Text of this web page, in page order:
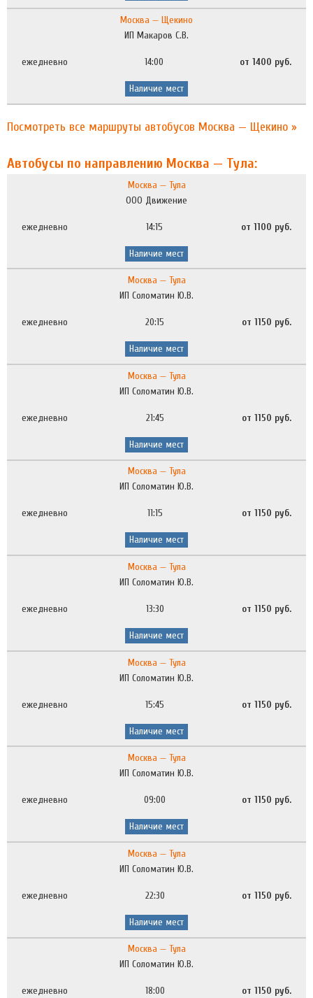
Москва — Щекино
ИП Макаров С.В.
ежедневно 14:00 от 1400 руб.
Наличие мест
Посмотреть все маршруты автобусов Москва — Щекино »
Автобусы по направлению Москва — Тула:
Москва — Тула
ООО Движение
ежедневно 14:15 от 1100 руб.
Наличие мест
Москва — Тула
ИП Соломатин Ю.В.
ежедневно 20:15 от 1150 руб.
Наличие мест
Москва — Тула
ИП Соломатин Ю.В.
ежедневно 21:45 от 1150 руб.
Наличие мест
Москва — Тула
ИП Соломатин Ю.В.
ежедневно 11:15 от 1150 руб.
Наличие мест
Москва — Тула
ИП Соломатин Ю.В.
ежедневно 13:30 от 1150 руб.
Наличие мест
Москва — Тула
ИП Соломатин Ю.В.
ежедневно 15:45 от 1150 руб.
Наличие мест
Москва — Тула
ИП Соломатин Ю.В.
ежедневно 09:00 от 1150 руб.
Наличие мест
Москва — Тула
ИП Соломатин Ю.В.
ежедневно 22:30 от 1150 руб.
Наличие мест
Москва — Тула
ИП Соломатин Ю.В.
ежедневно 18:00 от 1150 руб.